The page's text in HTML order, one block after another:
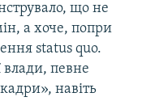
що не
а хоче, попри
status quo.
влади, певне
навіть